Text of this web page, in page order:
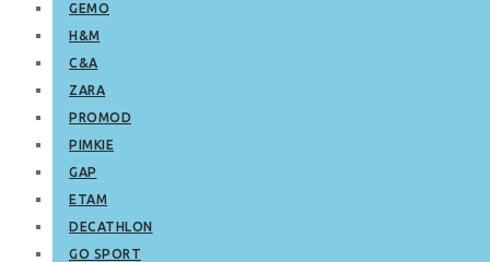
GEMO
H&M
C&A
ZARA
PROMOD
PIMKIE
GAP
ETAM
DECATHLON
GO SPORT